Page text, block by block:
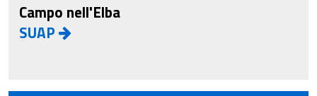
Campo nell'Elba
SUAP